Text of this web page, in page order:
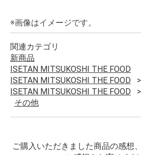
※画像はイメージです。
関連カテゴリ
新商品
ISETAN MITSUKOSHI THE FOOD
ISETAN MITSUKOSHI THE FOOD
ISETAN MITSUKOSHI THE FOOD
その他
ご購入いただきました商品の感想